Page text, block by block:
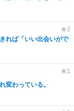
れば「いい出会いがで
変わっている。